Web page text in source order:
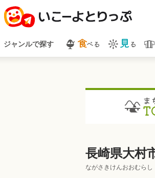
ジャンルで探す 食べる 見 る
ま
長崎県大村
ながさきけんおおむらし